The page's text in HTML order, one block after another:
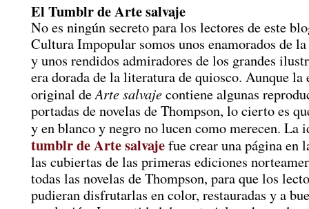
El Tumblr de Arte salvaje
No es ningún secreto para los lectores de este
Cultura Impopular somos unos enamorados de
y unos rendidos admiradores de los grandes
era dorada de la literatura de quiosco. Aunque la
original deArte salvajecontiene algunas
portadas de novelas de Thompson, lo cierto es
y en blanco y negro no lucen como merecen. La
tumblr de Arte salvajefue crear una página en
las cubiertas de las primeras ediciones
todas las novelas de Thompson, para que los
pudieran disfrutarlas en color, restauradas y a